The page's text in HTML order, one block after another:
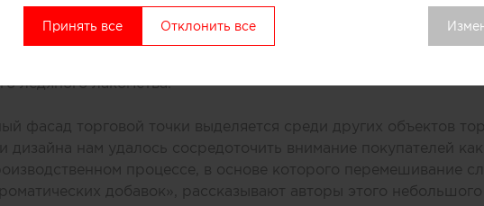
добавок. Технически замысел был реализован при
заливки тонированного бетона. Логотип магазина
медных трубок, символизирующих систему охлаждения в
ледяного лакомства.
фасад торговой точки выделяется среди других объектов
дизайна нам удалось сосредоточить внимание покупателей
процессе, в основе которого перемешивание
добавок», рассказывают авторы этого небольшого
Принять все Отклонить все